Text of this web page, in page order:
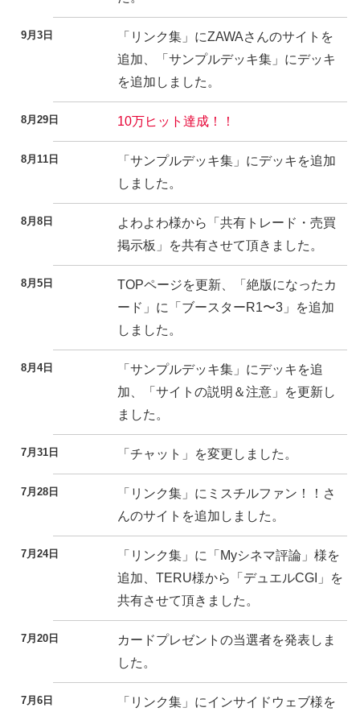
9月3日
「リンク集」にZAWAさんのサイトを
追加、「サンプルデッキ集」にデッキ
を追加しました。
8月29日 10万ヒット達成！！
8月11日
「サンプルデッキ集」にデッキを追加
しました。
8月8日
よわよわ様から「共有トレード・売買
掲示板」を共有させて頂きました。
8月5日
TOPページを更新、「絶版になったカ
ード」に「ブースターR1〜3」を追加
しました。
8月4日
「サンプルデッキ集」にデッキを追
加、「サイトの説明＆注意」を更新し
ました。
7月31日 「チャット」を変更しました。
7月28日
「リンク集」にミスチルファン！！さ
んのサイトを追加しました。
7月24日
「リンク集」に「Myシネマ評論」様を
追加、TERU様から「デュエルCGI」を
共有させて頂きました。
7月20日
カードプレゼントの当選者を発表しま
した。
7月6日
「リンク集」にインサイドウェブ様を